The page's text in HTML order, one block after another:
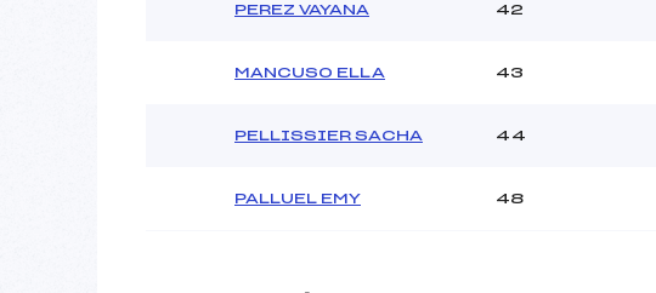
PEREZ VAYANA 42
MANCUSO ELLA 43
PELLISSIER SACHA 44
PALLUEL EMY 48